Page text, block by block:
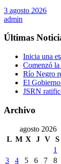
3 agosto 2026
admin
Últimas
Inicia una
Comenzó
Río Negro
El Gobierno
JSRN
Archivo
agosto 2026
L M X J V S
1
3
4 5 6 7 8